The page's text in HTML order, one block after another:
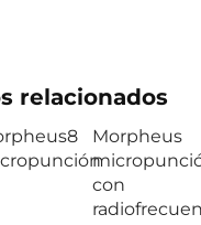
relacionados
Morpheus
con